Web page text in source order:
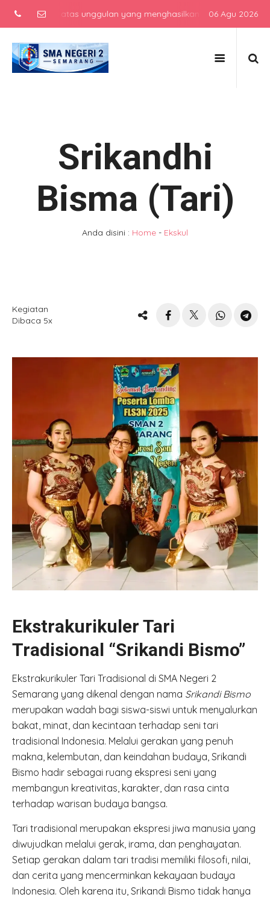
atas unggulan yang menghasilkan lulusan06 Agu 2026
Srikandhi
Bisma (Tari)
Anda disini : Home - Ekskul
Kegiatan
Dibaca 5x
Ekstrakurikuler Tari
Tradisional “Srikandi Bismo”
Ekstrakurikuler Tari Tradisional di SMA Negeri 2
Semarang yang dikenal dengan nama Srikandi Bismo
merupakan wadah bagi siswa-siswi untuk menyalurkan
bakat, minat, dan kecintaan terhadap seni tari
tradisional Indonesia. Melalui gerakan yang penuh
makna, kelembutan, dan keindahan budaya, Srikandi
Bismo hadir sebagai ruang ekspresi seni yang
membangun kreativitas, karakter, dan rasa cinta
terhadap warisan budaya bangsa.
Tari tradisional merupakan ekspresi jiwa manusia yang
diwujudkan melalui gerak, irama, dan penghayatan.
Setiap gerakan dalam tari tradisi memiliki filosofi, nilai,
dan cerita yang mencerminkan kekayaan budaya
Indonesia. Oleh karena itu, Srikandi Bismo tidak hanya